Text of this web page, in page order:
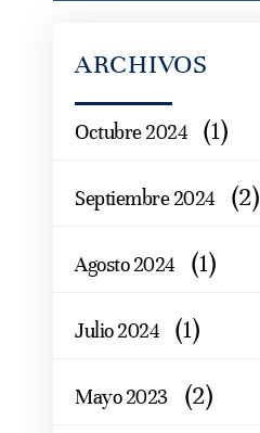
ARCHIVOS
Octubre 2024 (1)
Septiembre 2024 (2)
Agosto 2024 (1)
Julio 2024 (1)
Mayo 2023 (2)